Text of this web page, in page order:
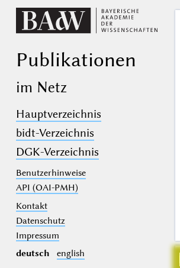
Publikationen
im Netz
Hauptverzeichnis
bidt-Verzeichnis
DGK-Verzeichnis
Benutzerhinweise
API (OAI-PMH)
Kontakt
Datenschutz
Impressum
deutsch
english